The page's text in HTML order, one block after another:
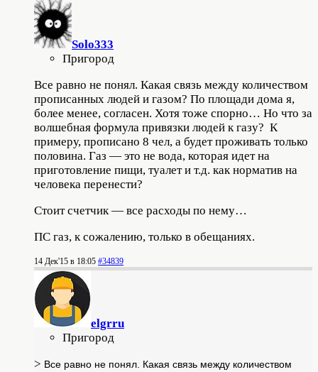
Solo333
Пригород
Все равно не понял. Какая связь между количеством
прописанных людей и газом? По площади дома я,
более менее, согласен. Хотя тоже спорно… Но что за
волшебная формула привязки людей к газу? К
примеру, прописано 8 чел, а будет проживать только
половина. Газ — это не вода, которая идет на
приготовление пищи, туалет и т.д. как норматив на
человека перенести?
Стоит счетчик — все расходы по нему…
ПС газ, к сожалению, только в обещаниях.
14 Дек'15 в 18:05 #34839
elgrru
Пригород
> Все равно не понял. Какая связь между количеством